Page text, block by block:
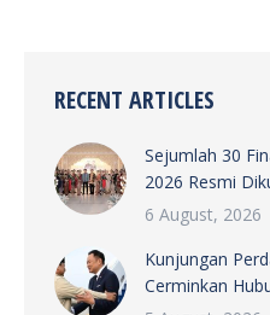
RECENT ARTICLES
Sejumlah 30
2026 Resmi
6 August, 2026
Kunjungan
Cerminkan